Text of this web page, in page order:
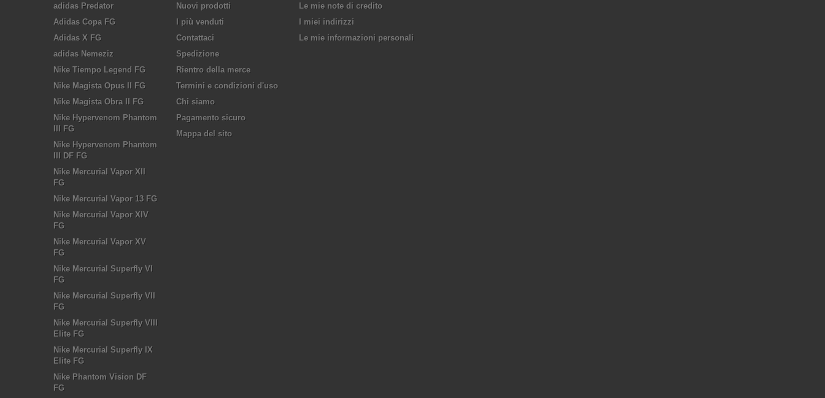
adidas Predator
Adidas Copa FG
Adidas X FG
adidas Nemeziz
Nike Tiempo Legend FG
Nike Magista Opus II FG
Nike Magista Obra II FG
Nike Hypervenom Phantom
III FG
Nike Hypervenom Phantom
III DF FG
Nike Mercurial Vapor XII
FG
Nike Mercurial Vapor 13 FG
Nike Mercurial Vapor XIV
FG
Nike Mercurial Vapor XV
FG
Nike Mercurial Superfly VI
FG
Nike Mercurial Superfly VII
FG
Nike Mercurial Superfly VIII
Elite FG
Nike Mercurial Superfly IX
Elite FG
Nike Phantom Vision DF
FG
Nuovi prodotti
I più venduti
Contattaci
Spedizione
Rientro della merce
Termini e condizioni d'uso
Chi siamo
Pagamento sicuro
Mappa del sito
Le mie note di credito
I miei indirizzi
Le mie informazioni personali